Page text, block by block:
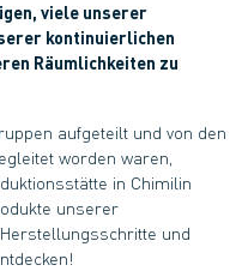
viele unserer
kontinuierlichen
Räumlichkeiten zu
aufgeteilt und von den
worden waren,
in Chimilin
unserer
und